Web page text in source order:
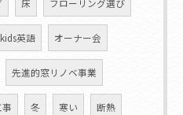
床 フローリング選び
kids英語 オーナー会
先進的窓リノベ事業
冬 寒い 断熱